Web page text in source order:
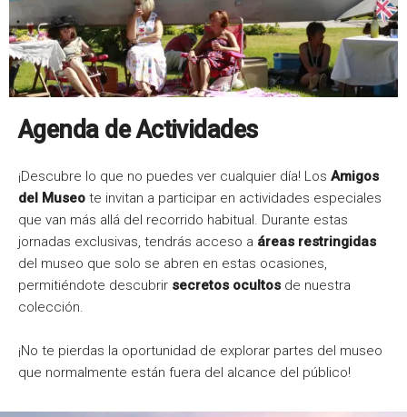
Agenda de Actividades
¡Descubre lo que no puedes ver cualquier día! Los Amigos
del Museo te invitan a participar en actividades especiales
que van más allá del recorrido habitual. Durante estas
jornadas exclusivas, tendrás acceso a áreas restringidas
del museo que solo se abren en estas ocasiones,
permitiéndote descubrir secretos ocultos de nuestra
colección.
¡No te pierdas la oportunidad de explorar partes del museo
que normalmente están fuera del alcance del público!